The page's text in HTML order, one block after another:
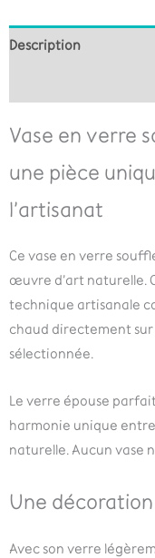
Description
Vase en verre
une pièce
l’artisanat
Ce vase en verre
œuvre d’art naturelle.
technique artisanale
chaud directement
sélectionnée.
Le verre épouse
harmonie unique
naturelle. Aucun vase
Une
Avec son verre